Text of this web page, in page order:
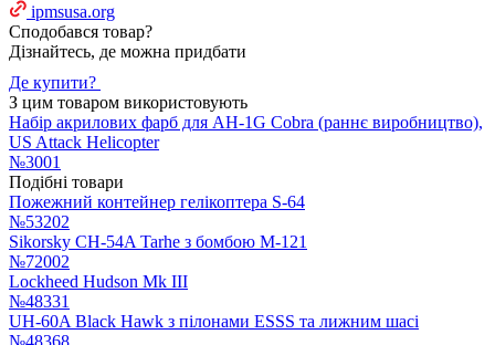
ipmsusa.org
Сподобався товар?
Дізнайтесь, де можна придбати
Де купити?
З цим товаром використовують
Набір акрилових фарб для AH-1G Cobra (раннє виробництво),
US Attack Helicopter
№3001
Подібні товари
Пожежний контейнер гелікоптера S-64
№53202
Sikorsky CH-54A Tarhe з бомбою M-121
№72002
Lockheed Hudson Mk III
№48331
UH-60A Black Hawk з пілонами ESSS та лижним шасі
№48368